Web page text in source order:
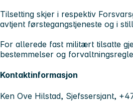
Tilsetting skjer i respektiv
avtjent førstegangstjeneste og i
For allerede fast militært tilsatte
bestemmelser og
Kontaktinformasjon
Ken Ove Hilstad, Sjefssersjant,